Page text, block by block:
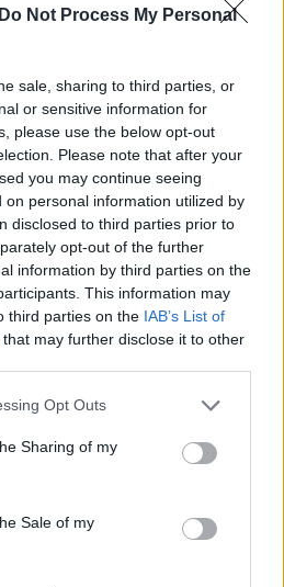
Do Not Process My Personal
sale, sharing to third parties, or
or sensitive information for
please use the below opt-out
Please note that after your
you may continue seeing
on personal information utilized by
disclosed to third parties prior to
opt-out of the further
information by third parties on the
This information may
third parties on the IAB’s List of
that may further disclose it to other
app uses one or more Google
behaviour. You may click to
and its third-party tags to
purposes in below Google
Opt Outs
Sharing of my
Sale of my
RTL.hu az elsők között
a friss hírekről a
Követem